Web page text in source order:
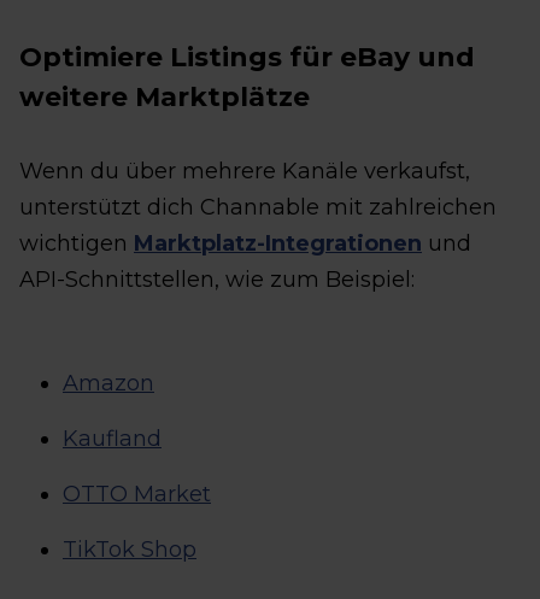
Optimiere Listings für eBay und
weitere Marktplätze
Wenn du über mehrere Kanäle verkaufst,
unterstützt dich Channable mit zahlreichen
wichtigen Marktplatz-Integrationen und
API-Schnittstellen, wie zum Beispiel:
Amazon
Kaufland
OTTO Market
TikTok Shop